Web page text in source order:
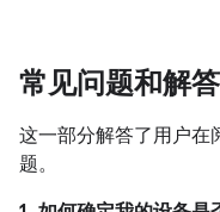
常见问题和解答
这一部分解答了用户在
题。